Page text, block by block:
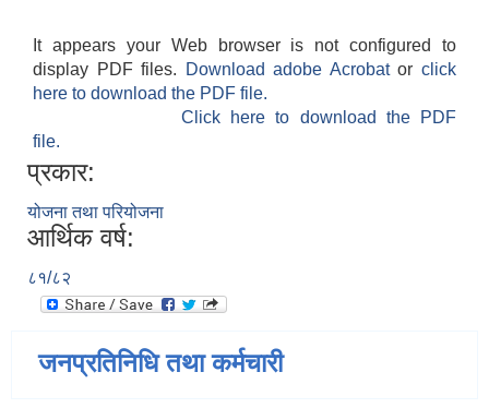
It appears your Web browser is not configured to
display PDF files.
Download adobe Acrobatorclick
here to download the PDF file.
Click here to download the PDF
file.
प्रकार:
योजना तथा परियोजना
आर्थिक वर्ष:
८१/८२
जनप्रतिनिधि तथा कर्मचारी